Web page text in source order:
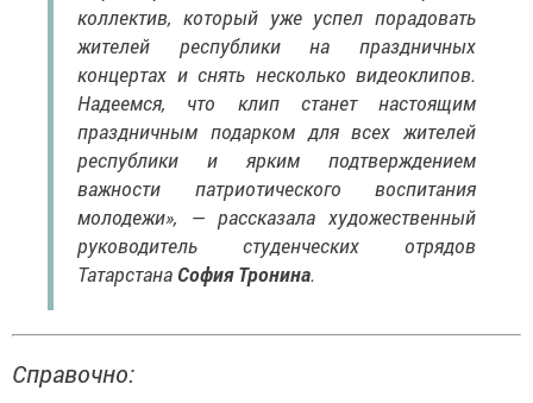
коллектив, который уже успел порадовать
жителей республики на праздничных
концертах и снять несколько видеоклипов.
Надеемся, что клип станет настоящим
праздничным подарком для всех жителей
республики и ярким подтверждением
важности патриотического воспитания
молодежи», — рассказала художественный
руководитель студенческих отрядов
Татарстана София Тронина
Справочно: